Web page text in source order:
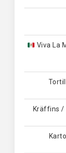
Viva La
Kräffins /